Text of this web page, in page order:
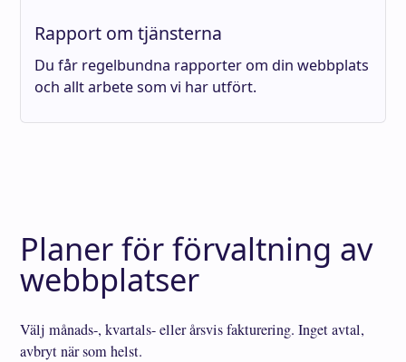
Rapport om tjänsterna
Du får regelbundna rapporter om din webbplats
och allt arbete som vi har utfört.
Planer för förvaltning av
webbplatser
Välj månads-, kvartals- eller årsvis fakturering. Inget avtal,
avbryt när som helst.